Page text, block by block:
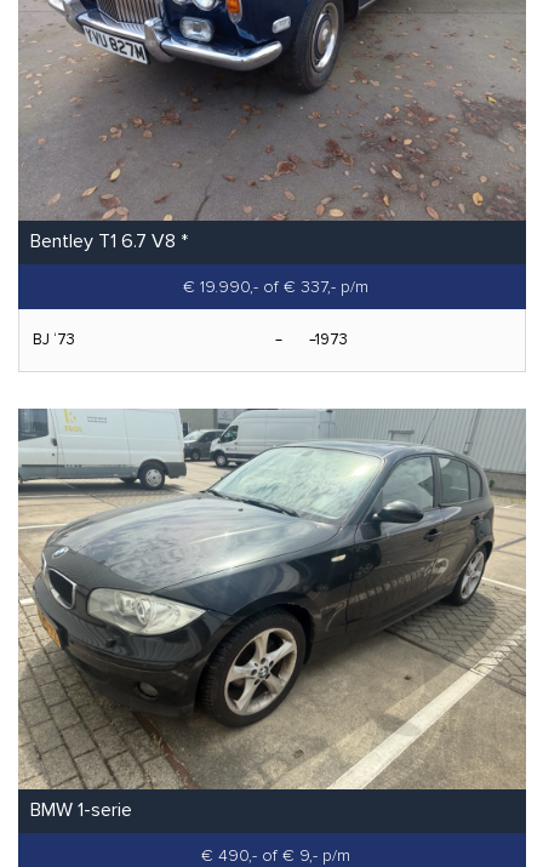
Bentley T1 6.7 V8 *
€ 19.990,- of € 337,- p/m
BJ ‘73 1973
BMW 1-serie
€ 490,- of € 9,- p/m